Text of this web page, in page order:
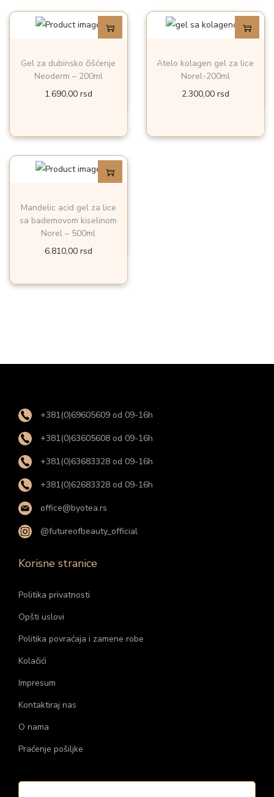
Gel za dubinsko čišćenje
Neoderm – 200ml
1.690,00 rsd
Atelo kolagen gel za lice
Norel-200ml
2.300,00 rsd
Mandelic acid gel za lice
sa bademovom kiselinom
Norel – 500ml
6.810,00 rsd
+381(0)69605609 od 09-16h
+381(0)63605608 od 09-16h
+381(0)63683328 od 09-16h
+381(0)62683328 od 09-16h
office@byotea.rs
@futureofbeauty_official
Korisne stranice
Politika privatnosti
Opšti uslovi
Politika povraćaja i zamene robe
Kolačići
Impresum
Kontaktiraj nas
O nama
Praćenje pošiljke